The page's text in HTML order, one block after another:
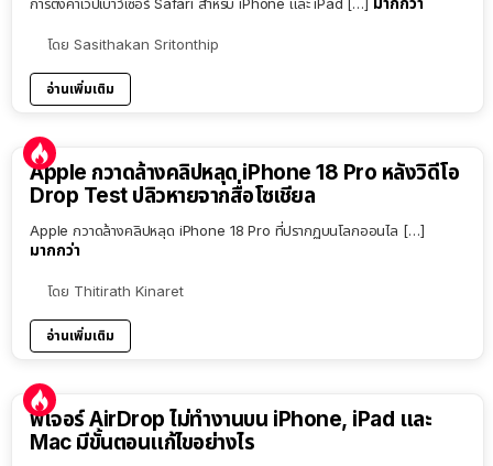
โดย Sasithakan Sritonthip
อ่านเพิ่มเติม
Apple กวาดล้างคลิปหลุด iPhone 18 Pro หลังวิดีโอ
Drop Test ปลิวหายจากสื่อโซเชียล
Apple กวาดล้างคลิปหลุด iPhone 18 Pro ที่ปรากฏบนโลกออนไล […]
มากกว่า
โดย Thitirath Kinaret
อ่านเพิ่มเติม
ฟีเจอร์ AirDrop ไม่ทำงานบน iPhone, iPad และ
Mac มีขั้นตอนแก้ไขอย่างไร